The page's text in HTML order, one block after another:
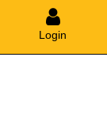
Login